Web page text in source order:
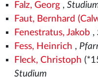
Falz, Georg,
Faut, Bernhard
Fenestratus, Jakob ,
Fess, Heinrich ,
Fleck, Christoph
Studium